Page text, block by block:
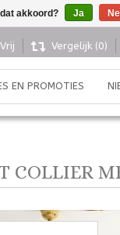
Vergelijk (0)
EN PROMOTIES
COLLIER
akkoord? Ja